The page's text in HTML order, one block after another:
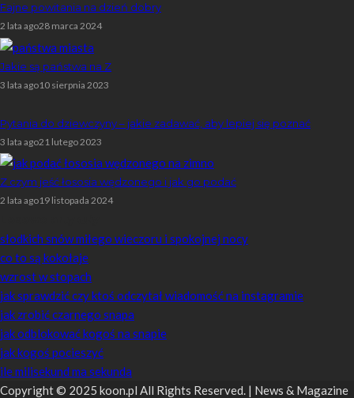
Fajne powitania na dzień dobry
2 lata ago28 marca 2024
Jakie są państwa na Z
3 lata ago10 sierpnia 2023
Pytania do dziewczyny – jakie zadawać, aby lepiej się poznać
3 lata ago21 lutego 2023
Z czym jeść łososia wędzonego i jak go podać
2 lata ago19 listopada 2024
słodkich snów miłego wieczoru i spokojnej nocy
co to są kokołaje
wzrost w stopach
jak sprawdzić czy ktoś odczytał wiadomość na instagramie
jak zrobić czarnego snapa
jak odblokować kogoś na snapie
jak kogoś pocieszyć
ile milisekund ma sekunda
Copyright © 2025 koon.pl All Rights Reserved. | News & Magazine